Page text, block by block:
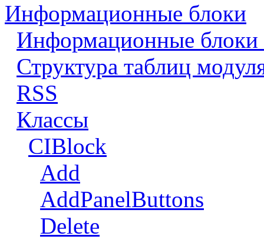
Информационные блоки
Информационные блоки
Структура таблиц
RSS
Классы
CIBlock
Add
AddPanelButtons
Delete